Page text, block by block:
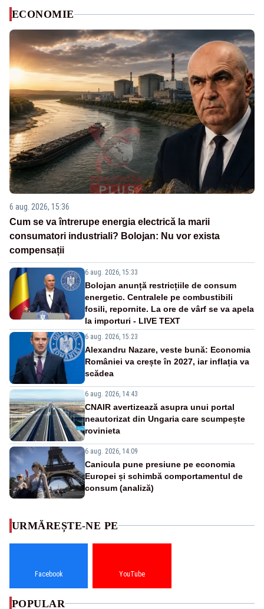
ECONOMIE
6 aug. 2026, 15:36
Cum se va întrerupe energia electrică la marii
consumatori industriali? Bolojan: Nu vor exista
compensații
6 aug. 2026, 15:33
Bolojan anunță restricțiile de consum
energetic. Centralele pe combustibili
fosili, repornite. La ore de vârf se va apela
la importuri - LIVE TEXT
6 aug. 2026, 15:23
Alexandru Nazare, veste bună: Economia
României va crește în 2027, iar inflația va
scădea
6 aug. 2026, 14:43
CNAIR avertizează asupra unui portal
neautorizat din Ungaria care scumpește
rovinieta
6 aug. 2026, 14:09
Canicula pune presiune pe economia
Europei și schimbă comportamentul de
consum (analiză)
URMĂREȘTE-NE PE
Facebook YouTube
POPULAR